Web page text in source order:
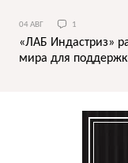
04 АВГ 1
«ЛАБ Индастриз»
мира для